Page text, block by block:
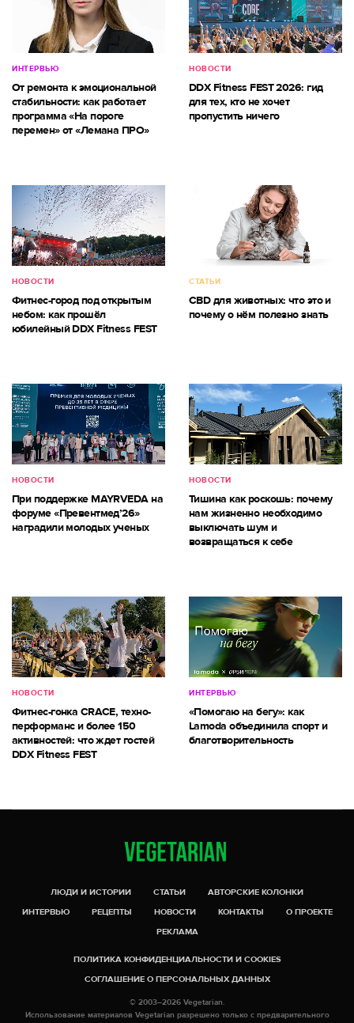
ИНТЕРВЬЮ
От ремонта к эмоциональной
стабильности: как работает
программа «На пороге
перемен» от «Лемана ПРО»
НОВОСТИ
DDX Fitness FEST 2026: гид
для тех, кто не хочет
пропустить ничего
НОВОСТИ
Фитнес-город под открытым
небом: как прошёл
юбилейный DDX Fitness FEST
СТАТЬИ
CBD для животных: что это и
почему о нём полезно знать
НОВОСТИ
При поддержке MAYRVEDA на
форуме «Превентмед’26»
наградили молодых ученых
НОВОСТИ
Тишина как роскошь: почему
нам жизненно необходимо
выключать шум и
возвращаться к себе
НОВОСТИ
Фитнес-гонка CRACE, техно-
перформанс и более 150
активностей: что ждет гостей
DDX Fitness FEST
ИНТЕРВЬЮ
«Помогаю на бегу»: как
Lamoda объединила спорт и
благотворительность
ЛЮДИ И ИСТОРИИ СТАТЬИ
АВТОРСКИЕ КОЛОНКИ
ИНТЕРВЬЮ
РЕЦЕПТЫ НОВОСТИ КОНТАКТЫ
О ПРОЕКТЕ
РЕКЛАМА
ПОЛИТИКА КОНФИДЕНЦИАЛЬНОСТИ И COOKIES
СОГЛАШЕНИЕ О ПЕРСОНАЛЬНЫХ ДАННЫХ
© 2003–2026 Vegetarian.
Использование материалов Vegetarian разрешено только с предварительного